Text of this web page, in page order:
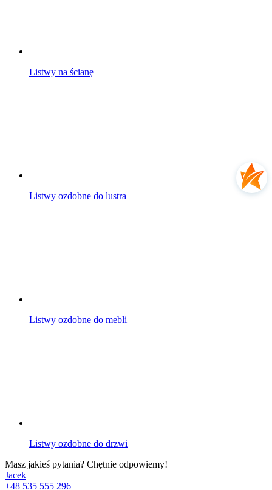
Listwy na ścianę
Listwy ozdobne do lustra
Listwy ozdobne do mebli
Listwy ozdobne do drzwi
Masz jakieś pytania? Chętnie odpowiemy!
Jacek
+48 535 555 296